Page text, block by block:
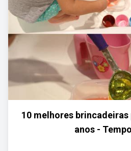
10 melhores brincadeiras
anos -